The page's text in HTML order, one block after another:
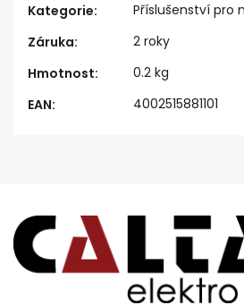
Kategorie:
Příslušenství pro
Záruka:
2 roky
Hmotnost:
0.2 kg
EAN: 4002515881101